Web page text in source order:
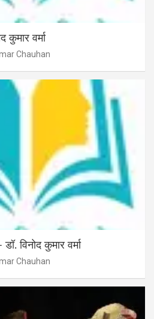
वर्मा
Chauhan
विनोद कुमार वर्मा
Chauhan